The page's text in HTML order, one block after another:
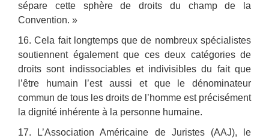
sépare cette sphère de droits du champ de la
Convention. »
16. Cela fait longtemps que de nombreux spécialistes
soutiennent également que ces deux catégories de
droits sont indissociables et indivisibles du fait que
l’être humain l’est aussi et que le dénominateur
commun de tous les droits de l’homme est précisément
la dignité inhérente à la personne humaine.
17. L’Association Américaine de Juristes (AAJ), le